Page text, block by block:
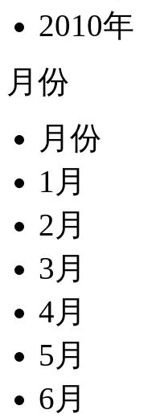
2010年
月份
月份
1月
2月
3月
4月
5月
6月